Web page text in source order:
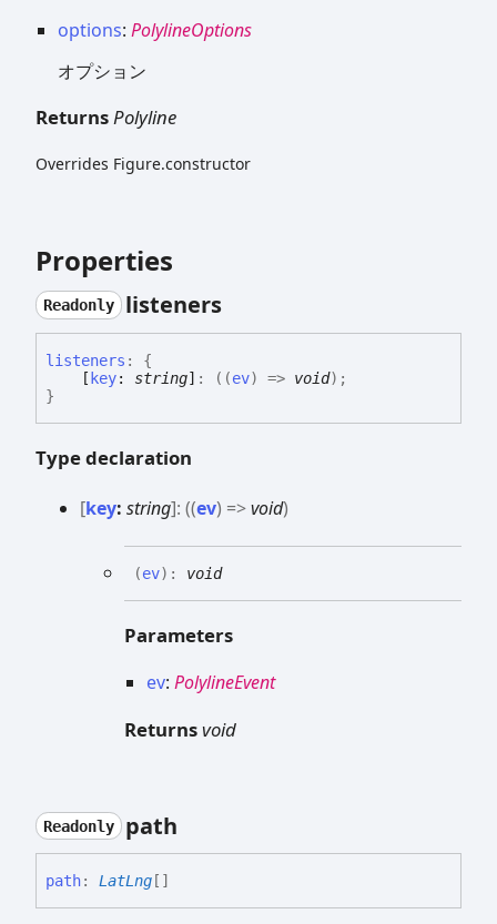
options: PolylineOptions
オプション
ReturnsPolyline
Overrides Figure.constructor
Properties
Readonly listeners
listeners :
{
[ key: string] : ( (ev) => void) ;
}
Type declaration
[key: string]: ((ev) =>void)
(ev) : void
Parameters
ev: PolylineEvent
Returnsvoid
Readonly path
path: LatLng []